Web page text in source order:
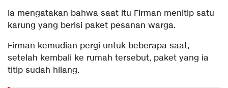
Ia mengatakan bahwa saat itu Firman menitip satu
karung yang berisi paket pesanan warga.
Firman kemudian pergi untuk beberapa saat,
setelah kembali ke rumah tersebut, paket yang ia
titip sudah hilang.